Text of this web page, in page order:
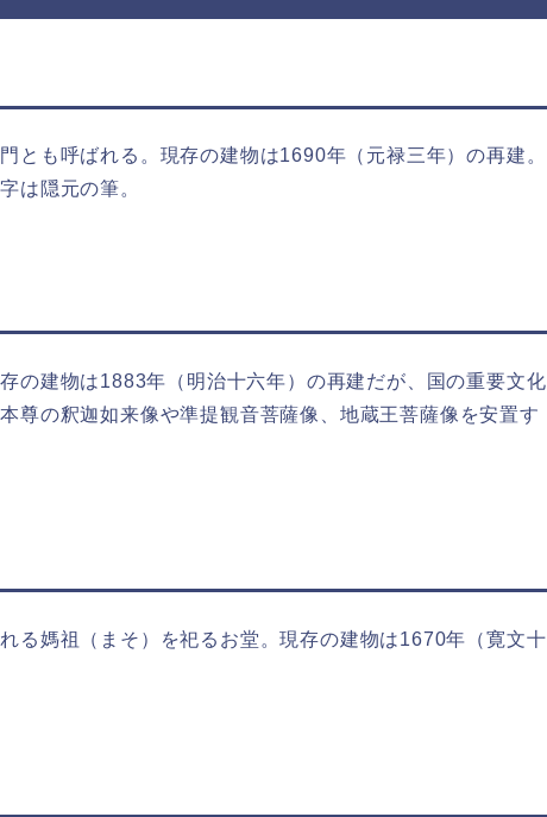
とも呼ばれる。現存の建物は1690年（元禄三年）の再建。
は隠元の筆。
の建物は1883年（明治十六年）の再建だが、国の重要文化
尊の釈迦如来像や準提観音菩薩像、地蔵王菩薩像を安置す
る媽祖（まそ）を祀るお堂。現存の建物は1670年（寛文十